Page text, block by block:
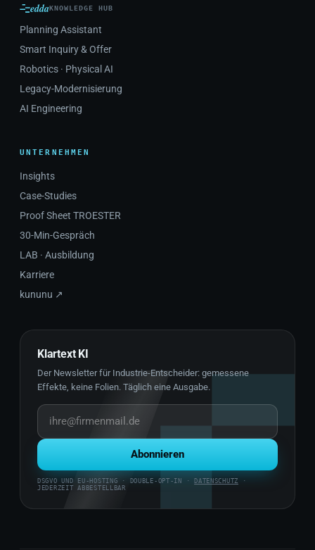
eddaKNOWLEDGE HUB
Planning Assistant
Smart Inquiry & Offer
Robotics · Physical AI
Legacy-Modernisierung
UNTERNEHMEN
Insights
Case-Studies
Proof Sheet TROESTER
30-Min-Gespräch
LAB · Ausbildung
Karriere
Klartext KI
Der Newsletter für Industrie-Entscheider: gemessene
Effekte, keine Folien. Täglich eine Ausgabe.
Abonnieren